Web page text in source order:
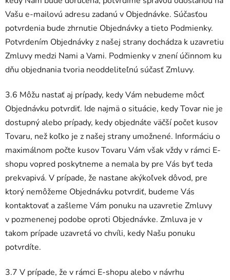
Vašu e-mailovú adresu zadanú v Objednávke. Súčasťou
potvrdenia bude zhrnutie Objednávky a tieto Podmienky.
Potvrdením Objednávky z našej strany dochádza k uzavretiu
Zmluvy medzi Nami a Vami. Podmienky v znení účinnom ku
dňu objednania tvoria neoddeliteľnú súčasť Zmluvy.
3.6 Môžu nastať aj prípady, kedy Vám nebudeme môcť
Objednávku potvrdiť. Ide najmä o situácie, kedy Tovar nie je
dostupný alebo prípady, kedy objednáte väčší počet kusov
Tovaru, než koľko je z našej strany umožnené. Informáciu o
maximálnom počte kusov Tovaru Vám však vždy v rámci E-
shopu vopred poskytneme a nemala by pre Vás byť teda
prekvapivá. V prípade, že nastane akýkoľvek dôvod, pre
ktorý nemôžeme Objednávku potvrdiť, budeme Vás
kontaktovať a zašleme Vám ponuku na uzavretie Zmluvy
v pozmenenej podobe oproti Objednávke. Zmluva je v
takom prípade uzavretá vo chvíli, kedy Našu ponuku
potvrdíte.
3.7 V prípade, že v rámci E-shopu alebo v návrhu